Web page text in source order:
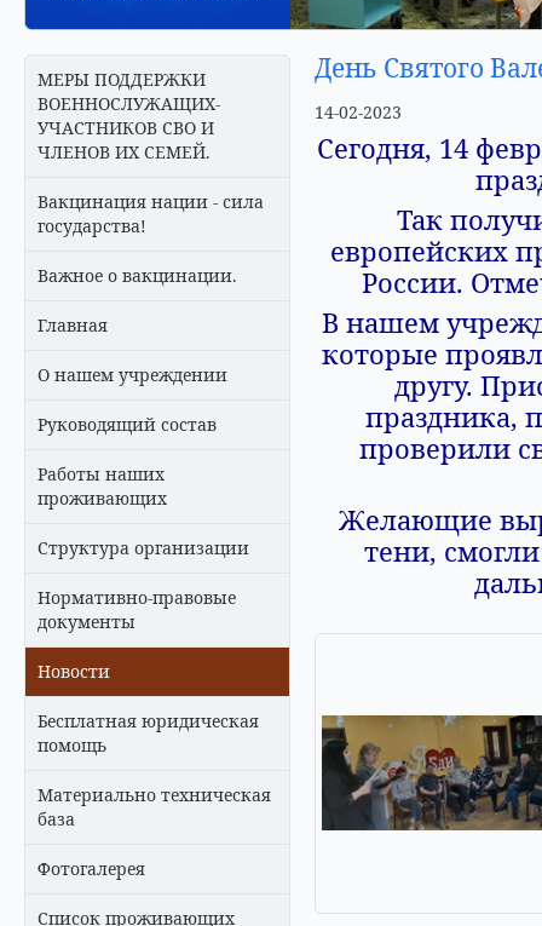
МЕРЫ ПОДДЕРЖКИ
ВОЕННОСЛУЖАЩИХ-
УЧАСТНИКОВ СВО И
ЧЛЕНОВ ИХ СЕМЕЙ.
Вакцинация нации - сила
государства!
Важное о вакцинации.
Главная
О нашем учреждении
Руководящий состав
Работы наших
проживающих
Структура организации
Нормативно-правовые
документы
Новости
Бесплатная юридическая
помощь
Материально техническая
база
Фотогалерея
Список проживающих
День Святого
14-02-2023
Сегодня, 14
Так
европейских
России.
В нашем
которые
другу.
праздника,
проверили
Желающие
тени,